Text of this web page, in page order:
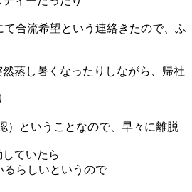
て合流希望という連絡きたので、ふ
蒸し暑くなったりしながら、帰社
）ということなので、早々に離脱
ていたら
るらしいというので